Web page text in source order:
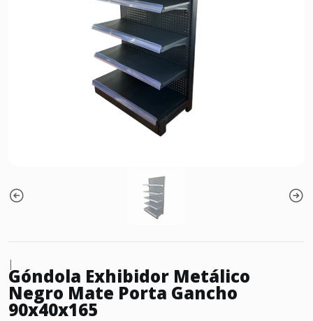
|
Góndola Exhibidor Metálico
Negro Mate Porta Gancho
90x40x165